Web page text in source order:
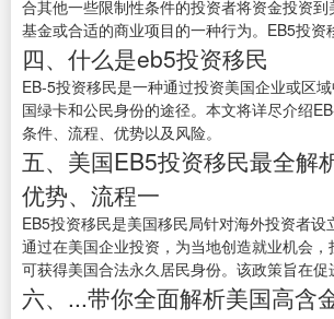
合其他一些限制性条件的投资者将资金投资
基金或合适的商业项目的一种行为。EB5投资
四、什么是eb5投资移民
EB-5投资移民是一种通过投资美国企业或区
国绿卡和公民身份的途径。本文将详尽介绍
条件、流程、优势以及风险。
五、美国EB5投资移民最全解
优势、流程一
EB5投资移民是美国移民局针对海外投资者设
通过在美国企业投资，为当地创造就业机会
可获得美国合法永久居民身份。该政策旨在
六、...带你全面解析美国高含